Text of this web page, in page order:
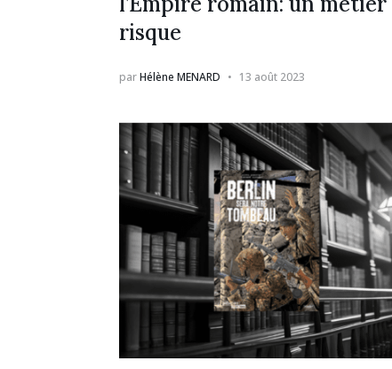
risque
par Hélène MENARD 13 août 2023